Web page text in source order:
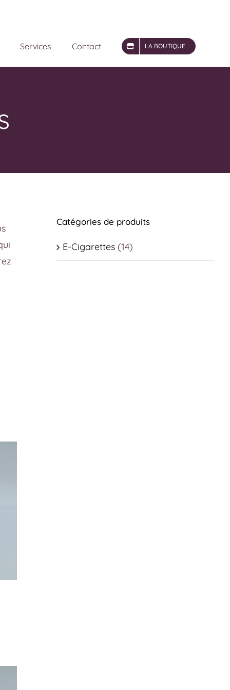
Services Contact LA BOUTIQUE
Catégories de produits
E-Cigarettes (14)